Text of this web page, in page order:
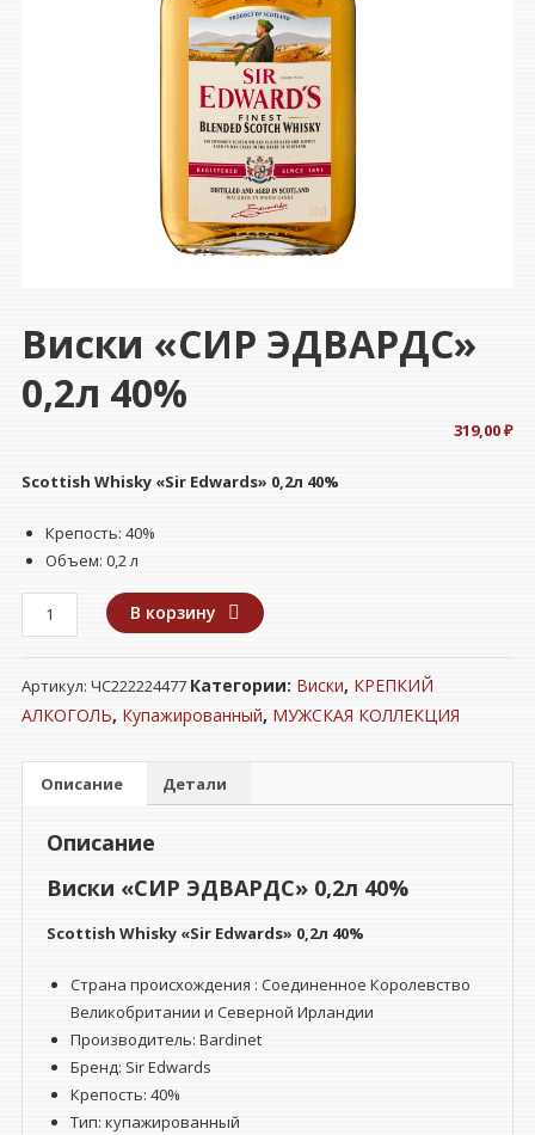
Виски «СИР ЭДВАРДС»
0,2л 40%
319,00₽
Scottish Whisky «Sir Edwards» 0,2л 40%
Крепость: 40%
Объем: 0,2 л
Количество
товара
Виски
"СИР
ЭДВАРДС"
40%
В корзину
Артикул: ЧС222224477 Категории: Виски, КРЕПКИЙ
АЛКОГОЛЬ, Купажированный, МУЖСКАЯ КОЛЛЕКЦИЯ
Описание Детали
Описание
Виски «СИР ЭДВАРДС» 0,2л 40%
Scottish Whisky «Sir Edwards» 0,2л 40%
Страна происхождения : Соединенное Королевство
Великобритании и Северной Ирландии
Производитель: Bardinet
Бренд: Sir Edwards
Крепость: 40%
Тип: купажированный